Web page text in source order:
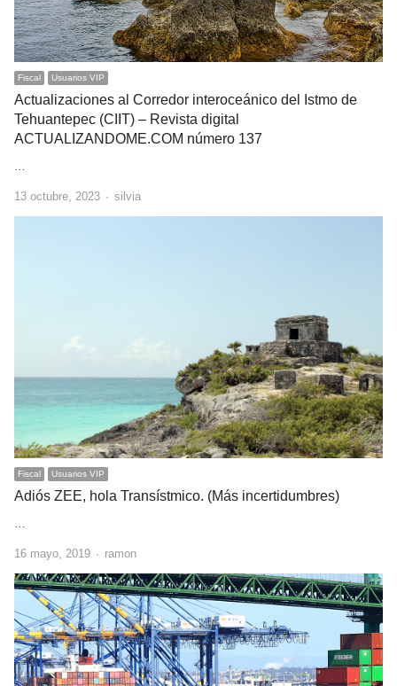
Fiscal Usuarios VIP
Actualizaciones al Corredor interoceánico del Istmo de
Tehuantepec (CIIT) – Revista digital
ACTUALIZANDOME.COM número 137
…
13 octubre, 2023 Author
silvia
Fiscal Usuarios VIP
Adiós ZEE, hola Transístmico. (Más incertidumbres)
…
16 mayo, 2019 Author
ramon